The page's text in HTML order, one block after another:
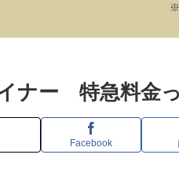
※
ナー 特急料金
Facebook